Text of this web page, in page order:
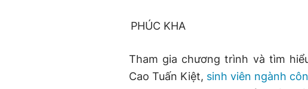
PHÚC KHA
Tham gia chương trình và tìm
Cao Tuấn Kiệt, sinh viên ngành